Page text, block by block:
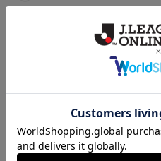
横浜FC
こだわりのデザイ